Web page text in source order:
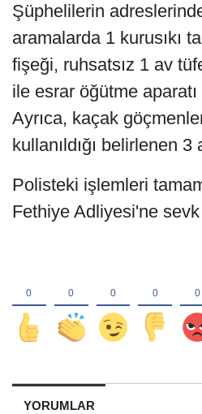
Şüphelilerin
aramalarda 1 kurusıkı
fişeği, ruhsatsız 1 av
ile esrar öğütme
Ayrıca, kaçak
kullanıldığı belirlenen
Polisteki işlemleri
Fethiye Adliyesi'ne
YORUMLAR